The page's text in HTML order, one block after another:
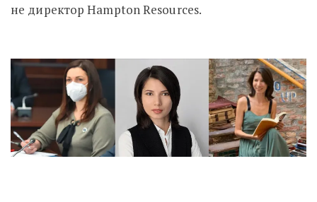
не директор Hampton Resources.